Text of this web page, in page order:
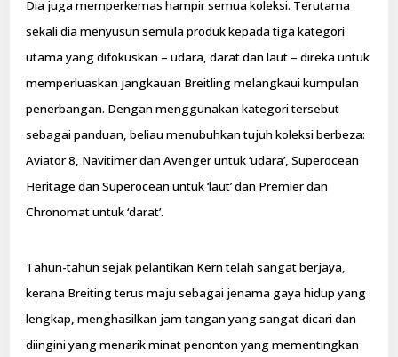
Dia juga memperkemas hampir semua koleksi. Terutama
sekali dia menyusun semula produk kepada tiga kategori
utama yang difokuskan – udara, darat dan laut – direka untuk
memperluaskan jangkauan Breitling melangkaui kumpulan
penerbangan. Dengan menggunakan kategori tersebut
sebagai panduan, beliau menubuhkan tujuh koleksi berbeza:
Aviator 8, Navitimer dan Avenger untuk ‘udara’, Superocean
Heritage dan Superocean untuk ‘laut’ dan Premier dan
Chronomat untuk ‘darat’.
Tahun-tahun sejak pelantikan Kern telah sangat berjaya,
kerana Breiting terus maju sebagai jenama gaya hidup yang
lengkap, menghasilkan jam tangan yang sangat dicari dan
diingini yang menarik minat penonton yang mementingkan